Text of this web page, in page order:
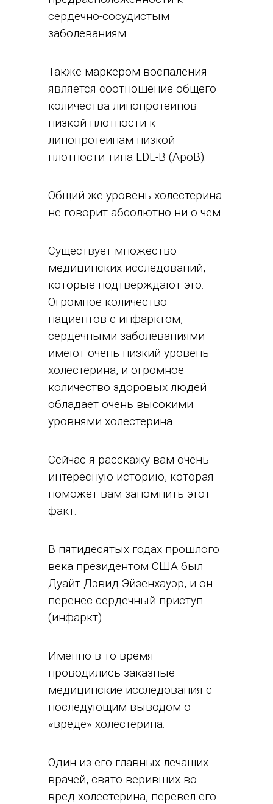
сердечно-сосудистым
заболеваниям.
Также маркером воспаления
является соотношение общего
количества липопротеинов
низкой плотности к
липопротеинам низкой
плотности типа LDL-B (ApoB).
Общий же уровень холестерина
не говорит абсолютно ни о чем.
Существует множество
медицинских исследований,
которые подтверждают это.
Огромное количество
пациентов с инфарктом,
сердечными заболеваниями
имеют очень низкий уровень
холестерина, и огромное
количество здоровых людей
обладает очень высокими
уровнями холестерина.
Сейчас я расскажу вам очень
интересную историю, которая
поможет вам запомнить этот
факт.
В пятидесятых годах прошлого
века президентом США был
Дуайт Дэвид Эйзенхауэр, и он
перенес сердечный приступ
(инфаркт).
Именно в то время
проводились заказные
медицинские исследования с
последующим выводом о
«вреде» холестерина.
Один из его главных лечащих
врачей, свято веривших во
вред холестерина, перевел его